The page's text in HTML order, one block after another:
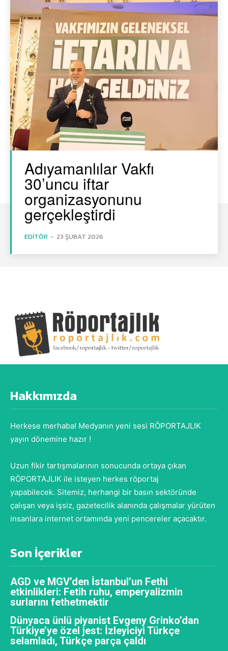
Adıyamanlılar Vakfı
30’uncu iftar
organizasyonunu
gerçekleştirdi
EDITÖR - 23 ŞUBAT 2026
Hakkımızda
Herkese merhaba! Medyanın yeni sesi RÖPORTAJLIK
yayın dönemine hazır !
Uzun fikir tartışmalarının sonucunda ortaya çıkan
RÖPORTAJLIK ile isteyen herkes röportaj
yapabilecek. Sitemiz, herhangi bir basın sektöründe
çalışan veya işsiz, gazetecilik alanında çalışmalar yürüten
insanlara internet ortamında yeni pencereler açacaktır.
Son İçerikler
AGD ve MGV’den İstanbul’un Fethi
etkinlikleri: Fetih ruhu, emperyalizmin
surlarını fethetmektir
Dünyaca ünlü piyanist Evgeny Grinko’dan
Türkiye’ye özel jest: İzleyiciyi Türkçe
selamladı, Türkçe parça çaldı